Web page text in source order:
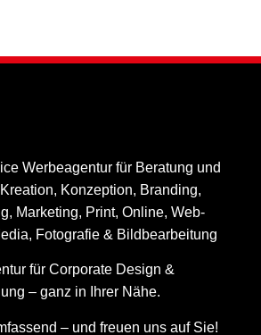
Werbeagentur für Beratung und
Konzeption, Branding,
Marketing, Print, Online, Web­
Fotografie & Bildbear­bei­tung
für Corporate Design &
– ganz in Ihrer Nähe.
– und freuen uns auf Sie!